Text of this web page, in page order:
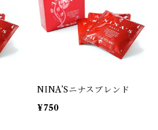
NINA’Sニナスブレンド
¥750